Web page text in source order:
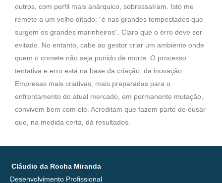
outros, com perfil mais anárquico, sobressaíram. Isto me
remete a um velho ditado: “é nas grandes tempestades que
surgem os grandes marinheiros”. Claro que o erro deve ser
evitado. No entanto, cabe ao gestor criar um ambiente onde
quem o comete não seja punido de morte. O processo
tentativa e erro está na base da criação, da inovação.
Empresas mais criativas, mais preparadas para o
enfrentamento do atual mercado, em permanente mutação,
convivem bem com ele. Acreditam que fazem parte do ousar
que, na medida certa, dá resultados.
Cláudio da Rocha Miranda
Desenvolvimento Profissional